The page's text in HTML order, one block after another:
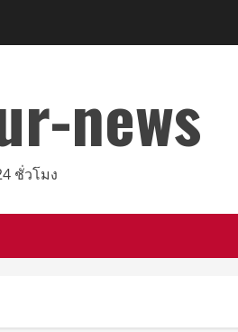
news
ชั่วโมง